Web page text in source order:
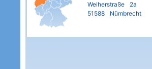
Weiherstraße
2a
51588
Nümbrecht